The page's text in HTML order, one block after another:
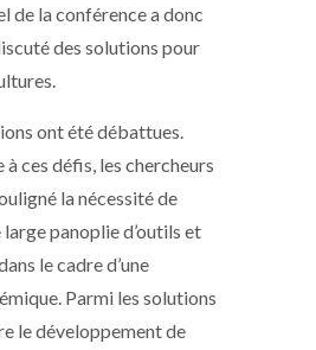
de la conférence a donc
des solutions pour
ont été débattues.
ces défis, les chercheurs
la nécessité de
large panoplie d’outils et
le cadre d’une
Parmi les solutions
le développement de